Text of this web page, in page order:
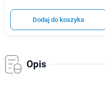
Dodaj do koszyka
Opis